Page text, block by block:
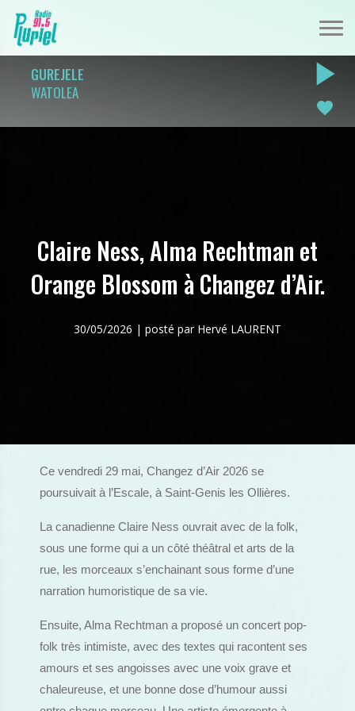
GUREJELE
WATOLEA
play_arrow
favorite
Claire Ness, Alma Rechtman et
Orange Blossom à Changez d’Air.
30/05/2026 | posté par Hervé LAURENT
Ce vendredi 29 mai, Changez d’Air 2026 se
poursuivait à l’Escale, à Saint-Genis les Ollières.
La canadienne Claire Ness ouvrait avec de la folk,
sous une forme qui a un côté théâtral et arts de la
rue, les morceaux s’enchainant sous forme d’une
narration humoristique de sa vie.
Ensuite, Alma Rechtman a proposé un concert pop-
folk très intimiste, avec des textes qui racontent ses
amours et ses angoisses avec une voix grave et
chaleureuse, et une bonne dose d’humour aussi